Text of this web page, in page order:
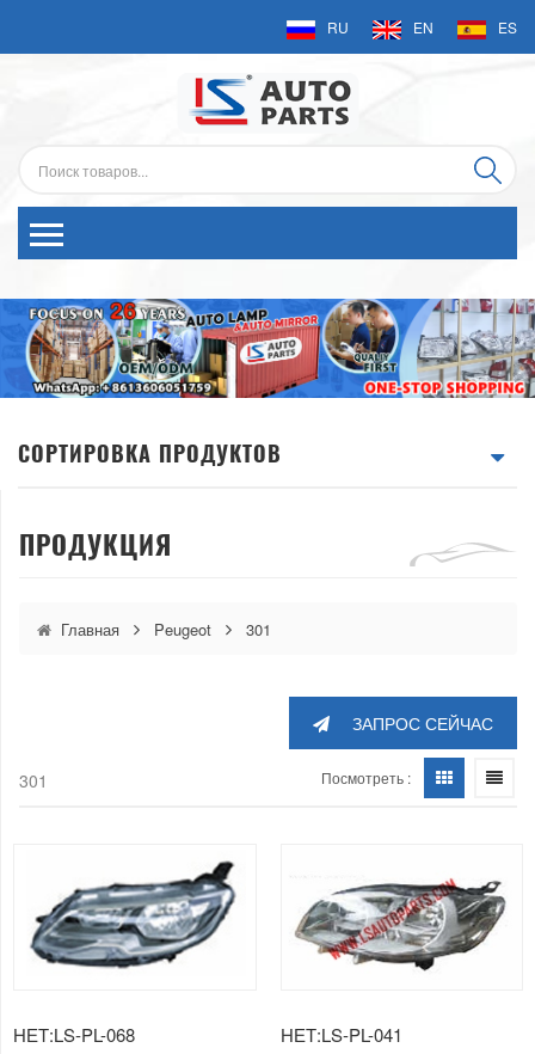
RU EN ES
СОРТИРОВКА ПРОДУКТОВ
ПРОДУКЦИЯ
Главная Peugeot 301
ЗАПРОС СЕЙЧАС
301 Посмотреть :
НЕТ:LS-PL-068
НЕТ:LS-PL-041